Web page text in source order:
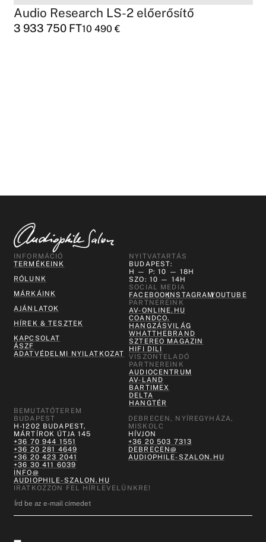
Audio Research LS-2 előerősítő
3 933 750 FT10 490€
INFORMÁCIÓ
TERMÉKEINK
RÓLUNK
MÁRKÁINK
AJÁNLATOK
HÍREK & TESZTEK
KAPCSOLAT
ÁSZF
ADATVÉDELMI NYILATKOZAT
NYITVATARTÁS
BUDAPEST:
H — P: 10 — 18H
SZO: 10 — 14H
SOCIAL MEDIA
FACEBOOKINSTAGRAMYOUTUBE
PARTNEREINK
AV-ONLINE.HU
COANDCO.
HANGZÁSVILÁG
WHATTHEBRAND
SZTEREO MAGAZIN
HIFI DILI
VISZONTELADÓ
PARTNEREINK
AUDIOCENTRUM
AV-LAND
BARTIMEX
DELTA
HANGTÉR
BEMUTATÓTEREM
BUDAPEST
H-1202 BUDAPEST,
MÁRTÍROK ÚTJA 145
+36 70 944 1551
+36 20 281 4649
+36 20 423 2041
+36 30 411 6039
INFO@
AUDIOPHILE-SZALON.HU
DEBRECEN, NYÍREGYHÁZA,
MISKOLC
HÍVJON
+36 20 503 7313
DEBRECEN@
AUDIOPHILE-SZALON.HU
IRATKOZZON FEL HÍRLEVELÜNKRE!